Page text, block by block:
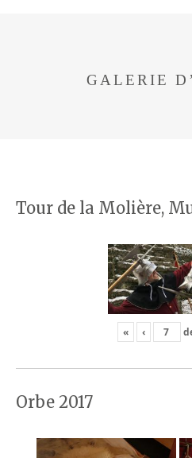
GALERIE
Tour de la Molière,
« ‹
Orbe 2017